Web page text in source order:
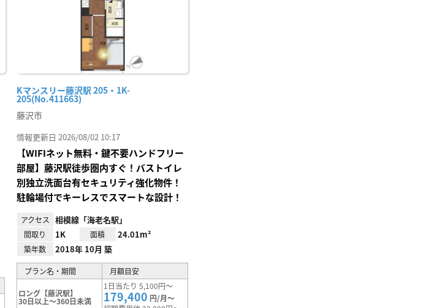
Kマンスリー藤沢駅 205・1K-
205(No.411663)
藤沢市
情報更新日 2026/08/02 10:17
【WIFIネット無料・鍵不要ハンドフリー
部屋】藤沢駅徒歩圏内すぐ！バストイレ
別独立洗面台有セキュリティ強化物件！
駐輪場付でキーレスでスマートな設計！
アクセス 相模線「海老名駅」
間取り 1K 面積 24.01m²
築年数 2018年 10月 築
プラン名・期間 月額目安
ロング【藤沢駅】
30日以上～360日未満
1日当たり 5,100円～
179,400 円/月～